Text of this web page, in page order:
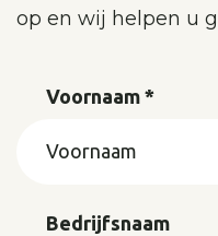
op en wij helpen u
Voornaam *
Bedrijfsnaam